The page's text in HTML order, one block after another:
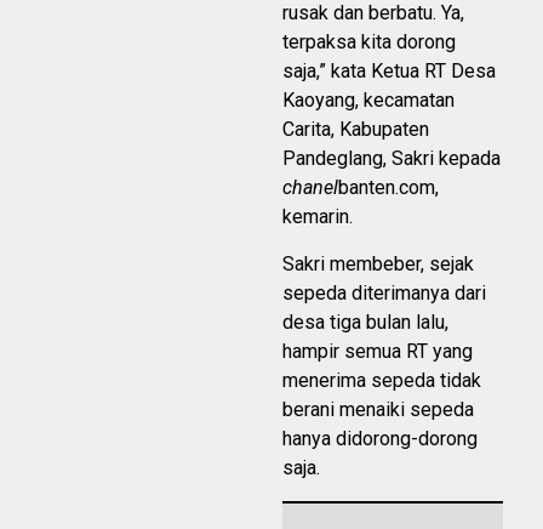
rusak dan berbatu. Ya,
terpaksa kita dorong
saja,” kata Ketua RT Desa
Kaoyang, kecamatan
Carita, Kabupaten
Pandeglang, Sakri kepada
chanelbanten.com,
kemarin.
Sakri membeber, sejak
sepeda diterimanya dari
desa tiga bulan lalu,
hampir semua RT yang
menerima sepeda tidak
berani menaiki sepeda
hanya didorong-dorong
saja.